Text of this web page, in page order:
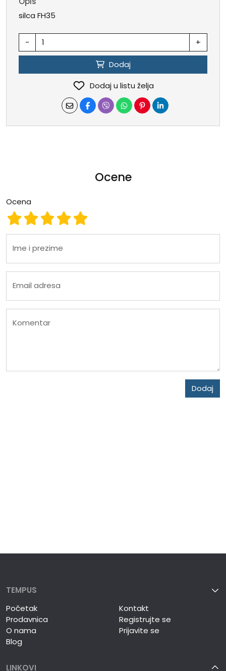
silca FH35
- +
Dodaj
Dodaj u listu želja
Ocene
Ocena
Ocena 5
Ocena 4
Ocena 3
Ocena 2
Ocena 1
Ime i prezime
Email adresa
Komentar
Dodaj
TEMPUS
Početak
Prodavnica
O nama
Blog
Kontakt
Registrujte se
Prijavite se
LINKOVI